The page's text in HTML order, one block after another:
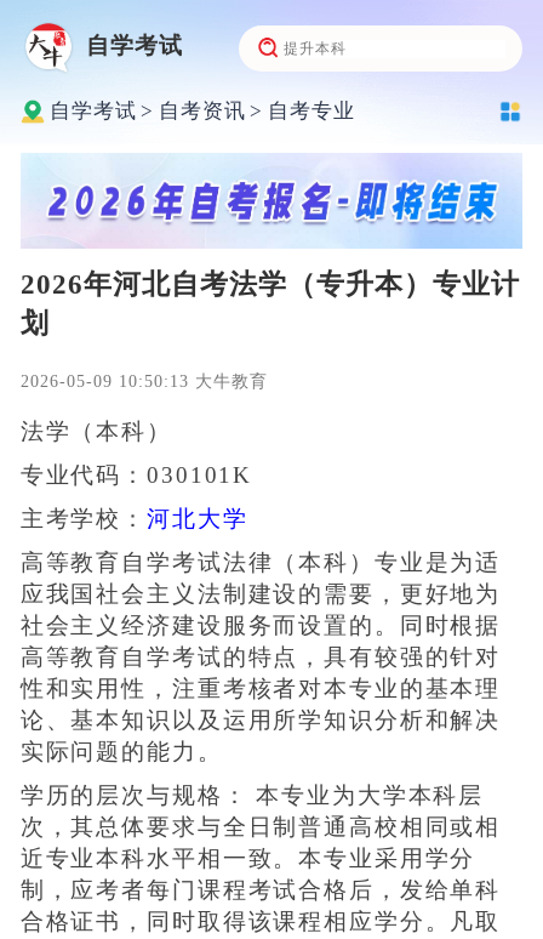
自学考试
自学考试 > 自考资讯 > 自考专业
2026年河北自考法学（专升本）专业计
划
2026-05-09 10:50:13 大牛教育
法学（本科）
专业代码：030101K
主考学校：河北大学
高等教育自学考试法律（本科）专业是为适
应我国社会主义法制建设的需要，更好地为
社会主义经济建设服务而设置的。同时根据
高等教育自学考试的特点，具有较强的针对
性和实用性，注重考核者对本专业的基本理
论、基本知识以及运用所学知识分析和解决
实际问题的能力。
学历的层次与规格： 本专业为大学本科层
次，其总体要求与全日制普通高校相同或相
近专业本科水平相一致。本专业采用学分
制，应考者每门课程考试合格后，发给单科
合格证书，同时取得该课程相应学分。凡取